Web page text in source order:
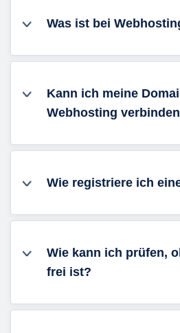
Was ist bei
Kann ich meine
Webhosting
Wie registriere ich
Wie kann ich prüfen,
frei ist?